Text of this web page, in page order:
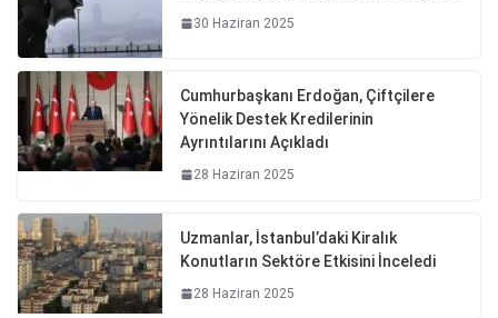
30 Haziran 2025
Cumhurbaşkanı Erdoğan, Çiftçilere
Yönelik Destek Kredilerinin
Ayrıntılarını Açıkladı
28 Haziran 2025
Uzmanlar, İstanbul’daki Kiralık
Konutların Sektöre Etkisini İnceledi
28 Haziran 2025